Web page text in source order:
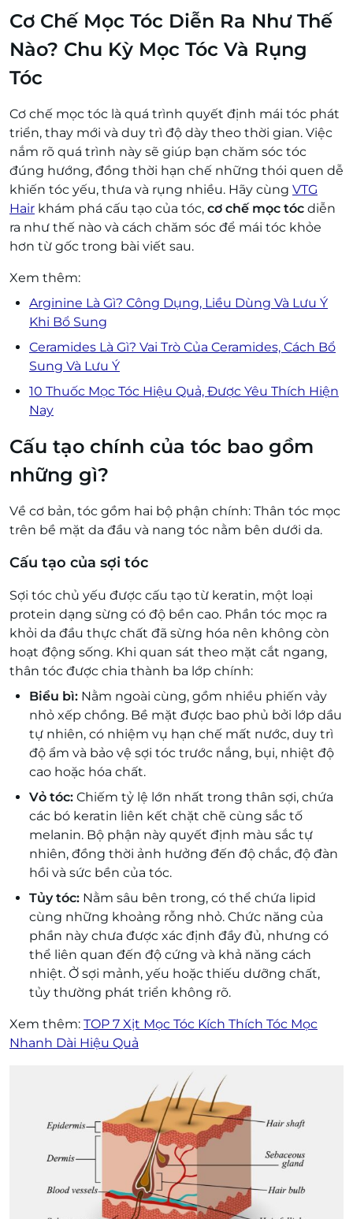
Cơ Chế Mọc Tóc Diễn Ra Như Thế
Nào? Chu Kỳ Mọc Tóc Và Rụng
Tóc
Cơ chế mọc tóc là quá trình quyết định mái tóc phát
triển, thay mới và duy trì độ dày theo thời gian. Việc
nắm rõ quá trình này sẽ giúp bạn chăm sóc tóc
đúng hướng, đồng thời hạn chế những thói quen dễ
khiến tóc yếu, thưa và rụng nhiều. Hãy cùng VTG
Hair khám phá cấu tạo của tóc, cơ chế mọc tóc diễn
ra như thế nào và cách chăm sóc để mái tóc khỏe
hơn từ gốc trong bài viết sau.
Xem thêm:
Arginine Là Gì? Công Dụng, Liều Dùng Và Lưu Ý
Khi Bổ Sung
Ceramides Là Gì? Vai Trò Của Ceramides, Cách Bổ
Sung Và Lưu Ý
10 Thuốc Mọc Tóc Hiệu Quả, Được Yêu Thích Hiện
Nay
Cấu tạo chính của tóc bao gồm
những gì?
Về cơ bản, tóc gồm hai bộ phận chính: Thân tóc mọc
trên bề mặt da đầu và nang tóc nằm bên dưới da.
Cấu tạo của sợi tóc
Sợi tóc chủ yếu được cấu tạo từ keratin, một loại
protein dạng sừng có độ bền cao. Phần tóc mọc ra
khỏi da đầu thực chất đã sừng hóa nên không còn
hoạt động sống. Khi quan sát theo mặt cắt ngang,
thân tóc được chia thành ba lớp chính:
Biểu bì: Nằm ngoài cùng, gồm nhiều phiến vảy
nhỏ xếp chồng. Bề mặt được bao phủ bởi lớp dầu
tự nhiên, có nhiệm vụ hạn chế mất nước, duy trì
độ ẩm và bảo vệ sợi tóc trước nắng, bụi, nhiệt độ
cao hoặc hóa chất.
Vỏ tóc: Chiếm tỷ lệ lớn nhất trong thân sợi, chứa
các bó keratin liên kết chặt chẽ cùng sắc tố
melanin. Bộ phận này quyết định màu sắc tự
nhiên, đồng thời ảnh hưởng đến độ chắc, độ đàn
hồi và sức bền của tóc.
Tủy tóc: Nằm sâu bên trong, có thể chứa lipid
cùng những khoảng rỗng nhỏ. Chức năng của
phần này chưa được xác định đầy đủ, nhưng có
thể liên quan đến độ cứng và khả năng cách
nhiệt. Ở sợi mảnh, yếu hoặc thiếu dưỡng chất,
tủy thường phát triển không rõ.
Xem thêm: TOP 7 Xịt Mọc Tóc Kích Thích Tóc Mọc
Nhanh Dài Hiệu Quả